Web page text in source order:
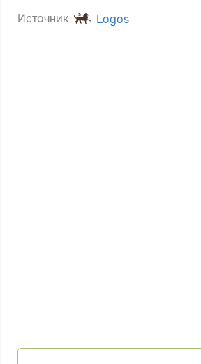
Источник Logos